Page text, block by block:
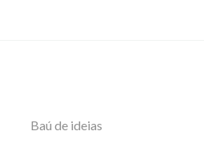
Baú de ideias